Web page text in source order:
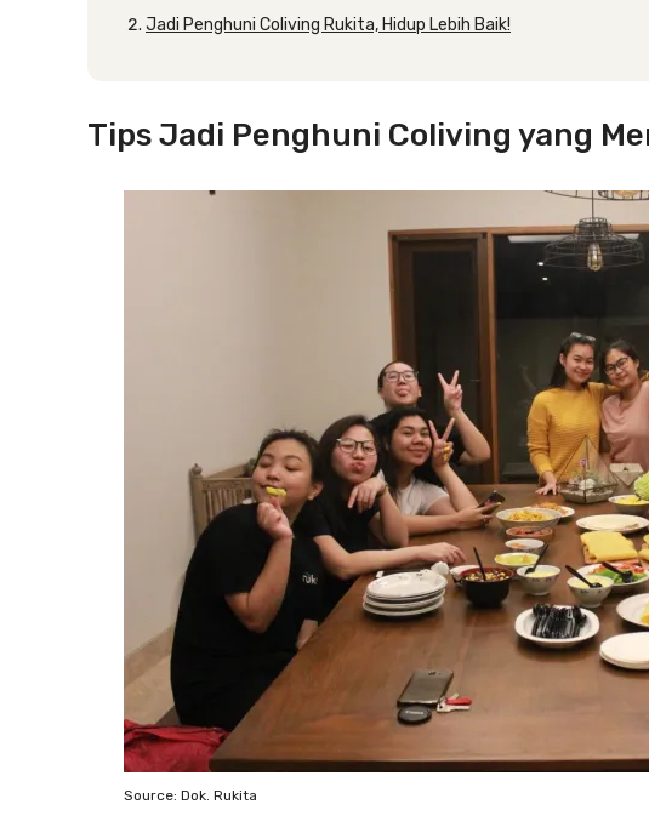
Jadi Penghuni Coliving Rukita, Hidup Lebih Baik!
Tips Jadi Penghuni Coliving yang
Source: Dok. Rukita